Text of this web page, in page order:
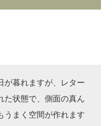
が暮れますが、レター
た状態で、側面の真ん
うまく空間が作れます